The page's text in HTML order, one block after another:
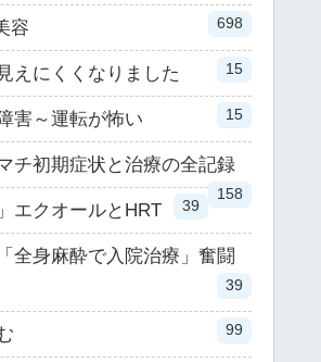
容 698
えにくくなりました 15
害～運転が怖い 15
チ初期症状と治療の全記録
158
エクオールとHRT 39
全身麻酔で入院治療」奮闘
39
99